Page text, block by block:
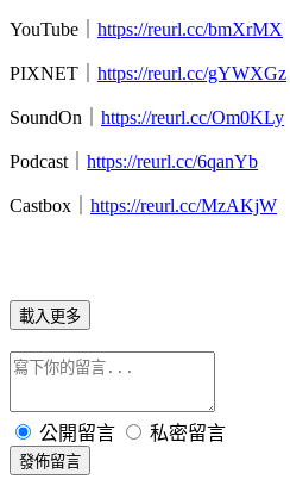
YouTube｜ https://reurl.cc/bmXrMX
PIXNET｜ https://reurl.cc/gYWXGz
SoundOn｜ https://reurl.cc/Om0KLy
Podcast｜ https://reurl.cc/6qanYb
Castbox｜ https://reurl.cc/MzAKjW
載入更多
公開留言 私密留言
發佈留言